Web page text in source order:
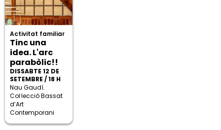
Activitat familiar
Tinc una
idea. L'arc
parabòlic!!
DISSABTE 12 DE
SETEMBRE / 18 H
Nau Gaudí.
Col·lecció Bassat
d’Art
Contemporani